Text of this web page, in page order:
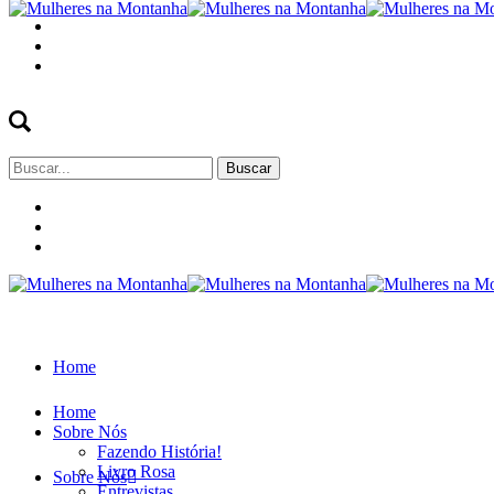
Buscar
por:
Home
Sobre Nós
Home
Sobre Nós
Fazendo História!
Livro Rosa